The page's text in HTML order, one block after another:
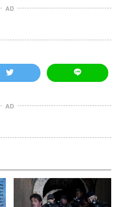
AD
AD